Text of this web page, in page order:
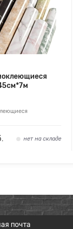
нет на складе